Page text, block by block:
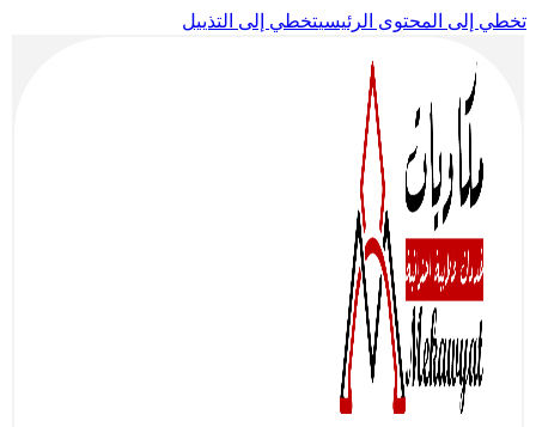
تخطي إلى المحتوى الرئيسيتخطي إلى التذييل